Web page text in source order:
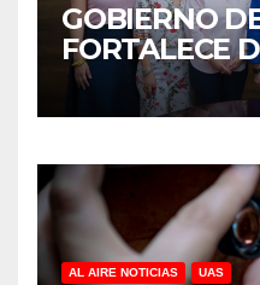
GOBIERNO
FORTALECE
MUJERES
CULIACÁN
AL AIRE NOTICIAS UAS